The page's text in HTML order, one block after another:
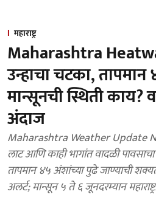
महाराष्ट्र
Maharashtra
उन्हाचा चटका, तापमान
मान्सूनची स्थिती काय?
अंदाज
Maharashtra Weather Update
लाट आणि काही भागांत वादळी पावसाचा
तापमान ४५ अंशांच्या पुढे जाण्याची
अलर्ट; मान्सून ५ ते ६ जूनदरम्यान